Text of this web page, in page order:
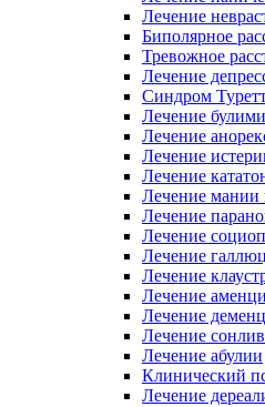
Лечение
Биполярное
Тревожное
Лечение
Синдром
Лечение
Лечение
Лечение
Лечение
Лечение мании
Лечение
Лечение
Лечение
Лечение
Лечение
Лечение
Лечение
Лечение абулии
Клинический
Лечение